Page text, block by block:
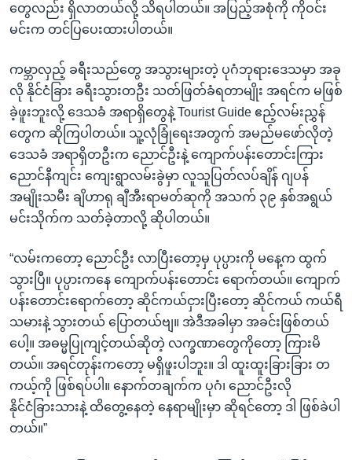
တွေလည်း ရှိလာတယ်လို့ သိရပါတယ်။ အပြည့်အစုံကို ကိုဝင်း
မင်းက တင်ပြပေးထားပါတယ်။
ကမ္ဘာလှည့် ခရီးသည်တွေ အသွားများတဲ့ ပုဂံဘုရားဒေသမှာ အခု
လို နိုင်ငံခြား ခရီးသွားတဦး သတ်ဖြတ်ခံရတာမျိုး အရင်က မဖြစ်
ခဲ့ဖူးဘူးလို့ ဒေသခံ အရာရှိတွေနဲ့ Tourist Guide ဧည့်လမ်းညွှန်
တွေက ဆိုကြပါတယ်။ သူ့လုံခြုံရေးအတွက် အမည်မဖော်လိုတဲ့
ဒေသခံ အရာရှိတဦးက ညောင်ဦးနဲ့ ကျောက်ပန်းတောင်းကြား
ညောင်နီကျင်း ကျေးရွာလမ်းခွဲမှာ လူသူပြတ်လပ်ချိန် ဂျပန်
အမျိုးသမီး ချိဟာရု ချီအီးရာမတ်ဆုကို အသက် ၃၉ နှစ်အရွယ်
မင်းသိုက်က သတ်ခဲ့တာလို့ ဆိုပါတယ်။
“လမ်းကတော့ ညောင်ဦး လာပြီးတော့မှ ပုပ္ပားကို မနေ့က ထွက်
သွားပြီ။ ပုပ္ပားကနေ ကျောက်ပန်းတောင်း ရောက်တယ်။ ကျောက်
ပန်းတောင်းရောက်တော့ ဆိုင်ကယ်ငှားပြီးတော့ ဆိုင်ကယ် ကယ်ရီ
သမားနဲ့ သွားတယ် ပြောတယ်ဗျ။ အဲဒီအခါမှာ အခင်းဖြစ်တယ်
ပေါ့။ အဓမ္မပြုကျင့်တယ်ဆိုတဲ့ လက္ခဏာတွေကိုတော့ ကြားမိ
တယ်။ အရင်တုန်းကတော့ မရှိဖူးပါဘူး။ ဒါ ထူးထူးခြားခြား တ
ကယ့်ကို ဖြစ်ရပ်ပါ။ နောက်တချက်က ပုဂံ၊ ညောင်ဦးလို
နိုင်ငံခြားသားနဲ့ ထိတွေ့နေတဲ့ နေရာမျိုးမှာ ဆိုရင်တော့ ဒါ ဖြစ်ခဲပါ
တယ်။”